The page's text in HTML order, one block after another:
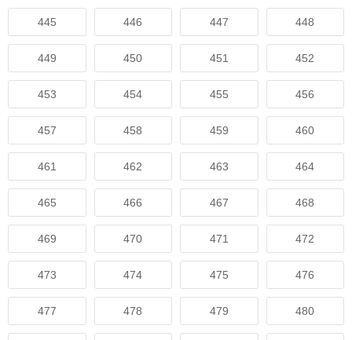
445 446 447 448
449 450 451 452
453 454 455 456
457 458 459 460
461 462 463 464
465 466 467 468
469 470 471 472
473 474 475 476
477 478 479 480